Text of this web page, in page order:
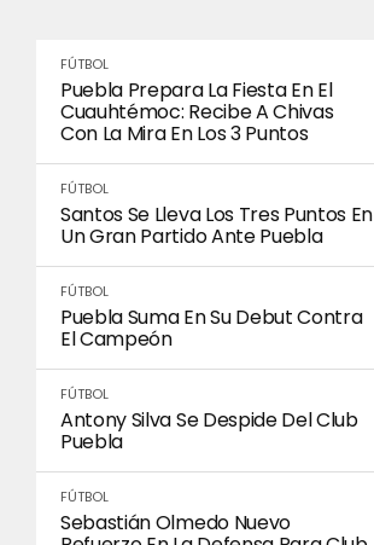
FÚTBOL
Puebla Prepara La Fiesta En El
Cuauhtémoc: Recibe A Chivas
Con La Mira En Los 3 Puntos
FÚTBOL
Santos Se Lleva Los Tres Puntos En
Un Gran Partido Ante Puebla
FÚTBOL
Puebla Suma En Su Debut Contra
El Campeón
FÚTBOL
Antony Silva Se Despide Del Club
Puebla
FÚTBOL
Sebastián Olmedo Nuevo